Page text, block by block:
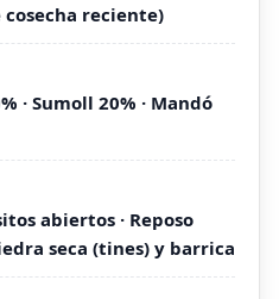
reciente)
· Sumoll 20% · Mandó
abiertos · Reposo
seca (tines) y barrica